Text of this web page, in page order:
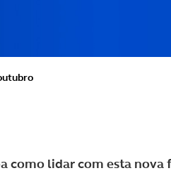
como lidar com esta nova